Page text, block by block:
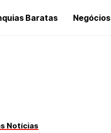
Baratas Negócios
Notícias